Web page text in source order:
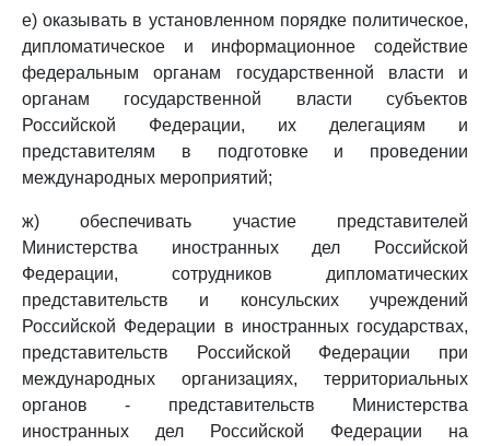
е) оказывать в установленном порядке политическое,
дипломатическое и информационное содействие
федеральным органам государственной власти и
органам государственной власти субъектов
Российской Федерации, их делегациям и
представителям в подготовке и проведении
международных мероприятий;
ж) обеспечивать участие представителей
Министерства иностранных дел Российской
Федерации, сотрудников дипломатических
представительств и консульских учреждений
Российской Федерации в иностранных государствах,
представительств Российской Федерации при
международных организациях, территориальных
органов - представительств Министерства
иностранных дел Российской Федерации на